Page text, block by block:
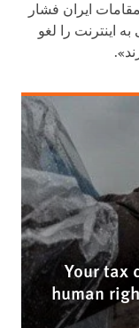
ایران فشار
اینترنت را لغو
Your tax
human